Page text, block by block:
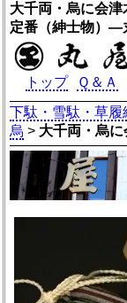
大千両・烏に会
定番（紳士物）―
トップ Ｑ＆Ａ
下駄・雪駄・草履
烏 > 大千両・烏